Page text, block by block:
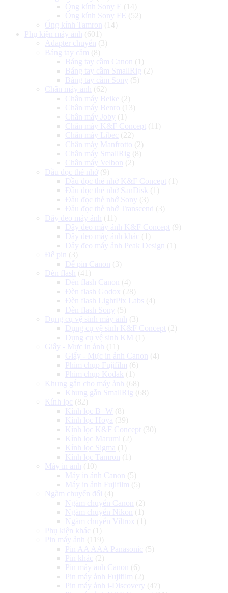
Ống kính Sony E
(14)
Ống kính Sony FE
(52)
Ống kính Tamron
(14)
Phụ kiện máy ảnh
(601)
Adapter chuyển
(3)
Báng tay cầm (8)
Báng tay cầm Canon
(1)
Báng tay cầm SmallRig (2)
Báng tay cầm Sony (5)
Chân máy ảnh
(62)
Chân máy Beike (2)
Chân máy Benro (13)
Chân máy Joby (1)
Chân máy K&F Concept (11)
Chân máy Libec (22)
Chân máy Manfrotto (2)
Chân máy SmallRig (8)
Chân máy Velbon
(2)
Đầu đọc thẻ nhớ (9)
Đầu đọc thẻ nhớ K&F Concept (1)
Đầu đọc thẻ nhớ SanDisk (1)
Đầu đọc thẻ nhớ Sony (3)
Đầu đọc thẻ nhớ Transcend
(3)
Dây đeo máy ảnh
(11)
Dây đeo máy ảnh K&F Concept (9)
Dây đeo máy ảnh khác (1)
Dây đeo máy ảnh Peak Design
(1)
Đế pin
(3)
Đế pin Canon
(3)
Đèn flash
(41)
Đèn flash Canon
(4)
Đèn flash Godox (28)
Đèn flash LightPix Labs (4)
Đèn flash Sony (5)
Dụng cụ vệ sinh máy ảnh
(3)
Dụng cụ vệ sinh K&F Concept (2)
Dụng cụ vệ sinh KM (1)
Giấy - Mực in ảnh
(11)
Giấy - Mực in ảnh Canon
(4)
Phim chụp Fujifilm (6)
Phim chụp Kodak (1)
Khung gắn cho máy ảnh
(68)
Khung gắn SmallRig (68)
Kính lọc (82)
Kính lọc B+W (8)
Kính lọc Hoya (39)
Kính lọc K&F Concept (30)
Kính lọc Marumi (2)
Kính lọc Sigma (1)
Kính lọc Tamron
(1)
Máy in ảnh
(10)
Máy in ảnh Canon
(5)
Máy in ảnh Fujifilm (5)
Ngàm chuyển đổi (4)
Ngàm chuyển Canon
(2)
Ngàm chuyển Nikon
(1)
Ngàm chuyển Viltrox (1)
Phụ kiện khác (1)
Pin máy ảnh
(119)
Pin AA AAA Panasonic (5)
Pin khác (2)
Pin máy ảnh Canon
(6)
Pin máy ảnh Fujifilm (2)
Pin máy ảnh i-Discovery (47)